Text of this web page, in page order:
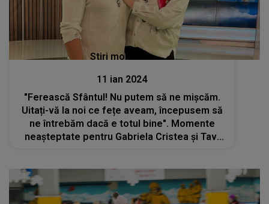
Stiri mondene
11 ian 2024
"Ferească Sfântul! Nu putem să ne mișcăm.
Uitați-vă la noi ce fețe aveam, începusem să
ne întrebăm dacă e totul bine". Momente
neașteptate pentru Gabriela Cristea și Tavi